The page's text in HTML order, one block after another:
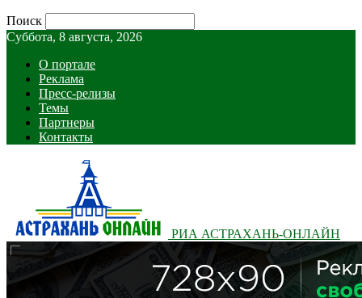
Поиск
Суббота, 8 августа, 2026
О портале
Реклама
Пресс-релизы
Темы
Партнеры
Контакты
РИА АСТРАХАНЬ-ОНЛАЙН